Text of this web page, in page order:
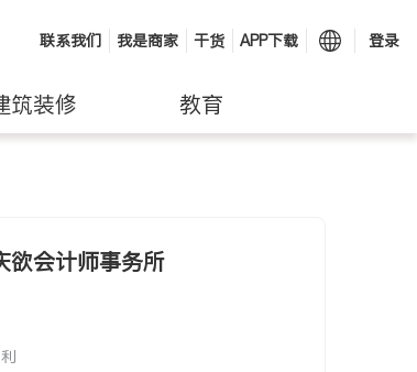
联系我们 我是商家 干货 APP下载 登录
筑装修 教育
欲会计师事务所